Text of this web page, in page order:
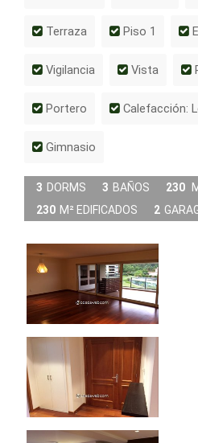
Terraza Piso 1
Vigilancia Vista
Portero Calefacción:
Gimnasio
3 DORMS 3 BAÑOS 230
230 M² EDIFICADOS 2